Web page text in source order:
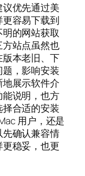
优先通过美
容易下载到
的网站获取
站点虽然也
本老旧、下
，影响安装
展示软件介
说明，也方
合适的安装
用户，还是
确认兼容情
稳妥，也更